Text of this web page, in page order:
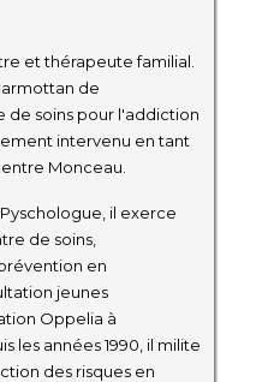
et thérapeute familial.
de
de soins pour l'addiction
intervenu en tant
Monceau.
Pyschologue, il exerce
de soins,
en
jeunes
Oppelia à
les années 1990, il milite
des risques en